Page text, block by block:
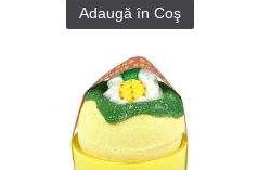
Adaugă în Coş